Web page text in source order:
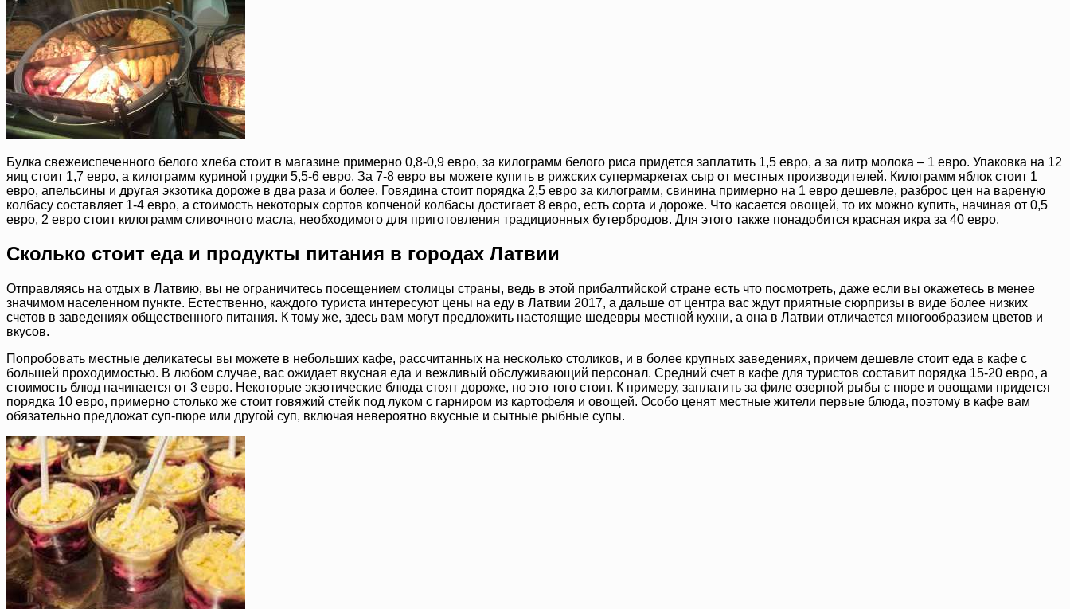
Булка свежеиспеченного белого хлеба стоит в магазине примерно 0,8-0,9 евро, за килограмм белого риса придется заплатить 1,5 евро, а за литр молока – 1 евро. Упаковка на 12
яиц стоит 1,7 евро, а килограмм куриной грудки 5,5-6 евро. За 7-8 евро вы можете купить в рижских супермаркетах сыр от местных производителей. Килограмм яблок стоит 1
евро, апельсины и другая экзотика дороже в два раза и более. Говядина стоит порядка 2,5 евро за килограмм, свинина примерно на 1 евро дешевле, разброс цен на вареную
колбасу составляет 1-4 евро, а стоимость некоторых сортов копченой колбасы достигает 8 евро, есть сорта и дороже. Что касается овощей, то их можно купить, начиная от 0,5
евро, 2 евро стоит килограмм сливочного масла, необходимого для приготовления традиционных бутербродов. Для этого также понадобится красная икра за 40 евро.
Сколько стоит еда и продукты питания в городах Латвии
Отправляясь на отдых в Латвию, вы не ограничитесь посещением столицы страны, ведь в этой прибалтийской стране есть что посмотреть, даже если вы окажетесь в менее
значимом населенном пункте. Естественно, каждого туриста интересуют цены на еду в Латвии 2017, а дальше от центра вас ждут приятные сюрпризы в виде более низких
счетов в заведениях общественного питания. К тому же, здесь вам могут предложить настоящие шедевры местной кухни, а она в Латвии отличается многообразием цветов и
вкусов.
Попробовать местные деликатесы вы можете в небольших кафе, рассчитанных на несколько столиков, и в более крупных заведениях, причем дешевле стоит еда в кафе с
большей проходимостью. В любом случае, вас ожидает вкусная еда и вежливый обслуживающий персонал. Средний счет в кафе для туристов составит порядка 15-20 евро, а
стоимость блюд начинается от 3 евро. Некоторые экзотические блюда стоят дороже, но это того стоит. К примеру, заплатить за филе озерной рыбы с пюре и овощами придется
порядка 10 евро, примерно столько же стоит говяжий стейк под луком с гарниром из картофеля и овощей. Особо ценят местные жители первые блюда, поэтому в кафе вам
обязательно предложат суп-пюре или другой суп, включая невероятно вкусные и сытные рыбные супы.